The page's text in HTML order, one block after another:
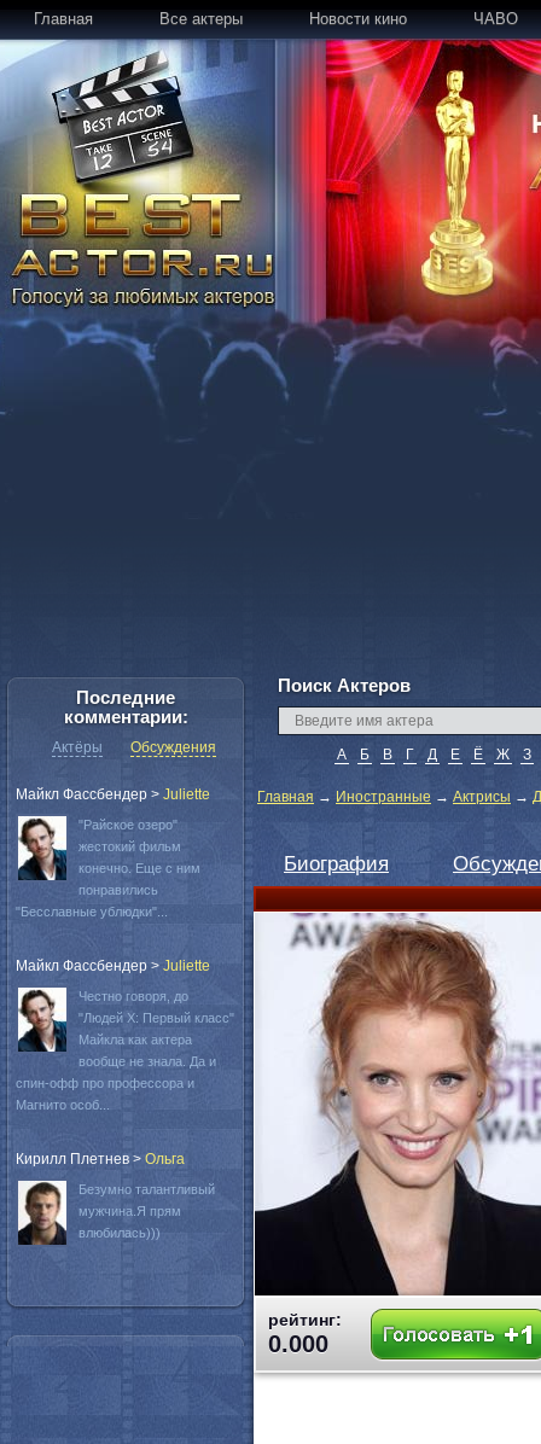
Главная Все актеры Новости кино ЧАВО
Поиск Актеров
А Б В Г Д Е Ё Ж З
Главная → Иностранные → Актрисы →
Биография
рейтинг:
0.000
Последние
комментарии:
Актёры Обсуждения
Майкл Фассбендер > Juliette
"Райское озеро"
жестокий фильм
конечно. Еще с ним
понравились
"Бесславные ублюдки"...
Майкл Фассбендер > Juliette
Честно говоря, до
"Людей Х: Первый класс"
Майкла как актера
вообще не знала. Да и
спин-офф про профессора и
Магнито особ...
Кирилл Плетнев > Oльга
Безумно талантливый
мужчина.Я прям
влюбилась)))